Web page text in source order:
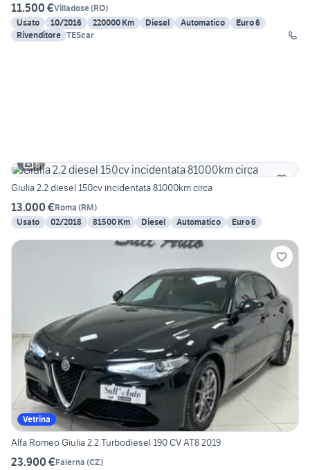
11.500 €Villadose(RO)
Usato
10/2016 220000 Km Diesel Automatico
Euro 6
Rivenditore TEScar
6
Giulia 2.2 diesel 150cv incidentata 81000km circa
13.000 €Roma (RM)
Usato
02/2018 81500 Km Diesel Automatico Euro 6
Vetrina
Alfa Romeo Giulia 2.2 Turbodiesel 190 CV AT8 2019
23.900 €Falerna (CZ)